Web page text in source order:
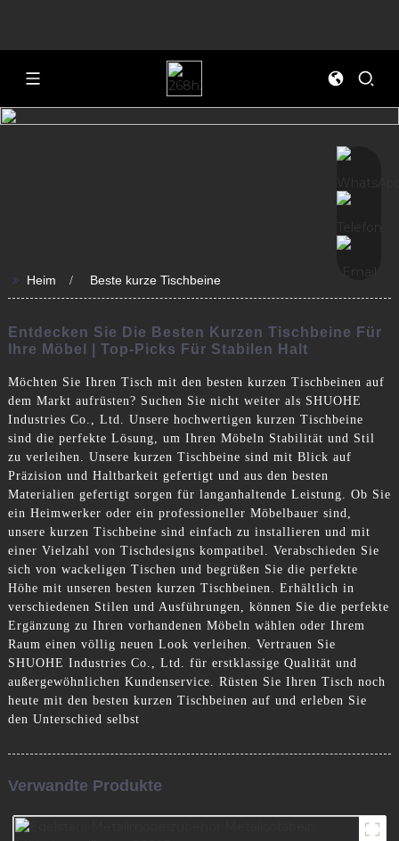
>> Heim Beste kurze Tischbeine
Entdecken Sie Die Besten Kurzen Tischbeine Für
Ihre Möbel | Top-Picks Für Stabilen Halt
Möchten Sie Ihren Tisch mit den besten kurzen Tischbeinen auf
dem Markt aufrüsten? Suchen Sie nicht weiter als SHUOHE
Industries Co., Ltd. Unsere hochwertigen kurzen Tischbeine
sind die perfekte Lösung, um Ihren Möbeln Stabilität und Stil
zu verleihen. Unsere kurzen Tischbeine sind mit Blick auf
Präzision und Haltbarkeit gefertigt und aus den besten
Materialien gefertigt sorgen für langanhaltende Leistung. Ob Sie
ein Heimwerker oder ein professioneller Möbelbauer sind,
unsere kurzen Tischbeine sind einfach zu installieren und mit
einer Vielzahl von Tischdesigns kompatibel. Verabschieden Sie
sich von wackeligen Tischen und begrüßen Sie die perfekte
Höhe mit unseren besten kurzen Tischbeinen. Erhältlich in
verschiedenen Stilen und Ausführungen, können Sie die perfekte
Ergänzung zu Ihren vorhandenen Möbeln wählen oder Ihrem
Raum einen völlig neuen Look verleihen. Vertrauen Sie
SHUOHE Industries Co., Ltd. für erstklassige Qualität und
außergewöhnlichen Kundenservice. Rüsten Sie Ihren Tisch noch
heute mit den besten kurzen Tischbeinen auf und erleben Sie
den Unterschied selbst
Verwandte Produkte